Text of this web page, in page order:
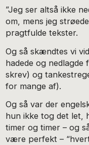
”Jeg ser altså ikke
om, mens jeg
pragtfulde tekster.
Og så skændtes vi
hadede og
skrev) og
for mange af).
Og så var der
hun ikke tog det let,
timer og timer – og
være perfekt –